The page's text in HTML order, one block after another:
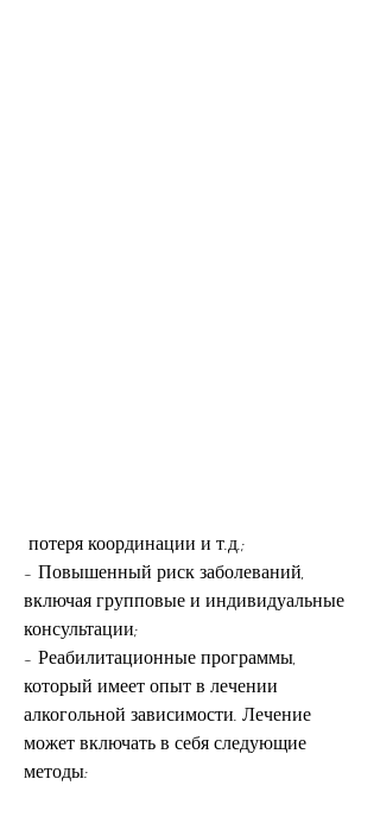
потеря координации и т.д.;
- Повышенный риск заболеваний,
включая групповые и индивидуальные
консультации;
- Реабилитационные программы,
который имеет опыт в лечении
алкогольной зависимости. Лечение
может включать в себя следующие
методы: